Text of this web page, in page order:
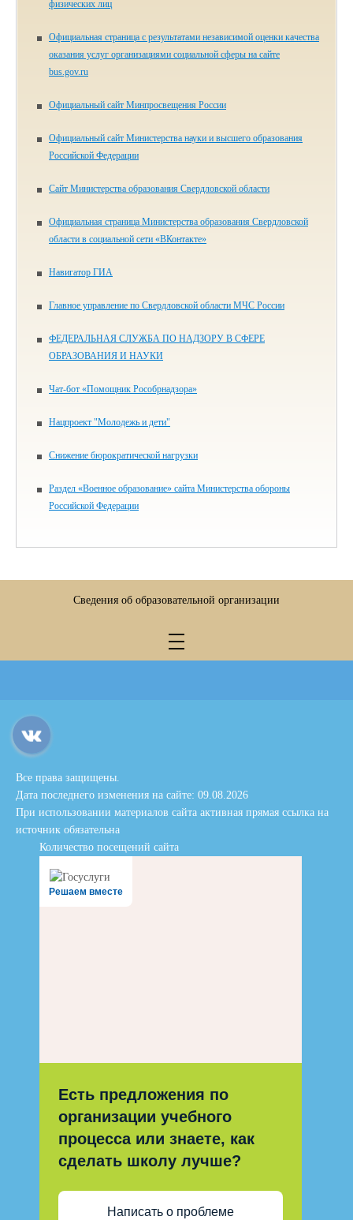
физических лиц
Официальная страница с результатами независимой оценки качества
оказания услуг организациями социальной сферы на сайте
bus.gov.ru
Официальный сайт Минпросвещения России
Официальный сайт Министерства науки и высшего образования
Российской Федерации
Сайт Министерства образования Свердловской области
Официальная страница Министерства образования Свердловской
области в социальной сети «ВКонтакте»
Навигатор ГИА
Главное управление по Свердловской области МЧС России
ФЕДЕРАЛЬНАЯ СЛУЖБА ПО НАДЗОРУ В СФЕРЕ
ОБРАЗОВАНИЯ И НАУКИ
Чат-бот «Помощник Рособрнадзора»
Нацпроект "Молодежь и дети"
Снижение бюрократической нагрузки
Раздел «Военное образование» сайта Министерства обороны
Российской Федерации
Сведения об образовательной организации
Все права защищены.
Дата последнего изменения на сайте: 09.08.2026
При использовании материалов сайта активная прямая ссылка на
источник обязательна
Количество посещений сайта
Решаем вместе
Есть предложения по
организации учебного
процесса или знаете, как
сделать школу лучше?
Написать о проблеме